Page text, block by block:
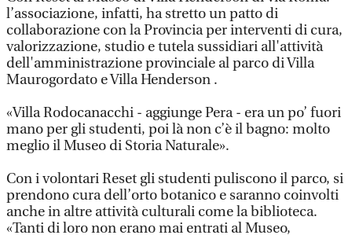
l’associazione, infatti, ha stretto un patto di
collaborazione con la Provincia per interventi di cura,
valorizzazione, studio e tutela sussidiari all'attività
dell'amministrazione provinciale al parco di Villa
Maurogordato e Villa Henderson .
«Villa Rodocanacchi - aggiunge Pera - era un po’ fuori
mano per gli studenti, poi là non c’è il bagno: molto
meglio il Museo di Storia Naturale».
Con i volontari Reset gli studenti puliscono il parco, si
prendono cura dell’orto botanico e saranno coinvolti
anche in altre attività culturali come la biblioteca.
«Tanti di loro non erano mai entrati al Museo,